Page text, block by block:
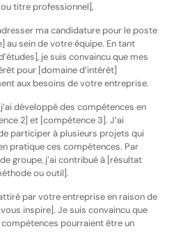
titre professionnel],
ma candidature pour le poste
au sein de votre équipe. En tant
je suis convaincu que mes
pour [domaine d’intérêt]
aux besoins de votre entreprise.
développé des compétences en
2] et [compétence 3]. J’ai
participer à plusieurs projets qui
pratique ces compétences. Par
groupe, j’ai contribué à [résultat
ou outil].
par votre entreprise en raison de
inspire]. Je suis convaincu que
pourraient être un